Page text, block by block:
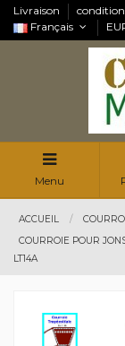
Livraison
Français
Menu
ACCUEIL
COURROIE POUR
LT14A